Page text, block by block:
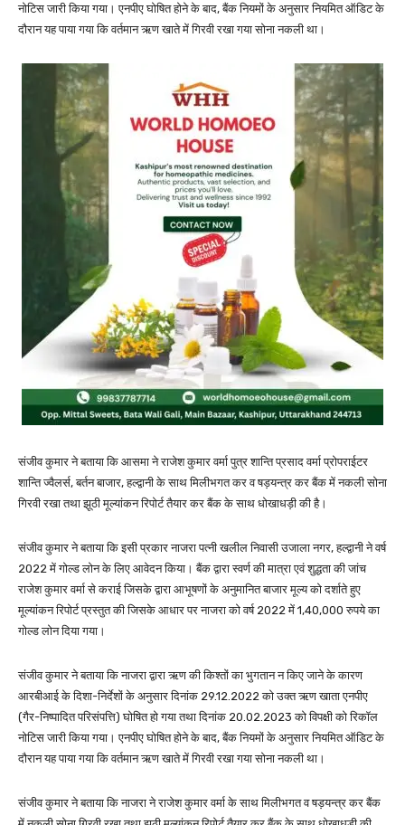
नोटिस जारी किया गया। एनपीए घोषित होने के बाद, बैंक नियमों के अनुसार नियमित ऑडिट के
दौरान यह पाया गया कि वर्तमान ऋण खाते में गिरवी रखा गया सोना नकली था।
संजीव कुमार ने बताया कि आसमा ने राजेश कुमार वर्मा पुत्र शान्ति प्रसाद वर्मा प्रोपराईटर
शान्ति ज्वैलर्स, बर्तन बाजार, हल्द्वानी के साथ मिलीभगत कर व षड़यन्त्र कर बैंक में नकली सोना
गिरवी रखा तथा झूठी मूल्यांकन रिपोर्ट तैयार कर बैंक के साथ धोखाधड़ी की है।
संजीव कुमार ने बताया कि इसी प्रकार नाजरा पत्नी खलील निवासी उजाला नगर, हल्द्वानी ने वर्ष
2022 में गोल्ड लोन के लिए आवेदन किया। बैंक द्वारा स्वर्ण की मात्रा एवं शुद्धता की जांच
राजेश कुमार वर्मा से कराई जिसके द्वारा आभूषणों के अनुमानित बाजार मूल्य को दर्शाते हुए
मूल्यांकन रिपोर्ट प्रस्तुत की जिसके आधार पर नाजरा को वर्ष 2022 में 1,40,000 रुपये का
गोल्ड लोन दिया गया।
संजीव कुमार ने बताया कि नाजरा द्वारा ऋण की किश्तों का भुगतान न किए जाने के कारण
आरबीआई के दिशा-निर्देशों के अनुसार दिनांक 29.12.2022 को उक्त ऋण खाता एनपीए
(गैर-निष्पादित परिसंपत्ति) घोषित हो गया तथा दिनांक 20.02.2023 को विपक्षी को रिकॉल
नोटिस जारी किया गया। एनपीए घोषित होने के बाद, बैंक नियमों के अनुसार नियमित ऑडिट के
दौरान यह पाया गया कि वर्तमान ऋण खाते में गिरवी रखा गया सोना नकली था।
संजीव कुमार ने बताया कि नाजरा ने राजेश कुमार वर्मा के साथ मिलीभगत व षड़यन्त्र कर बैंक